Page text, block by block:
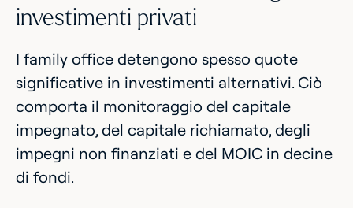
investimenti privati
I family office detengono spesso quote
significative in investimenti alternativi. Ciò
comporta il monitoraggio del capitale
impegnato, del capitale richiamato, degli
impegni non finanziati e del MOIC in decine
di fondi.